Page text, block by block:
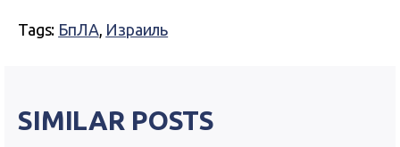
Tags: БпЛА, Израиль
SIMILAR POSTS